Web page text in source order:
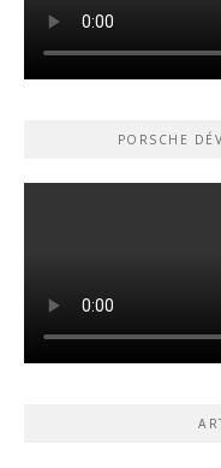
PORSCHE